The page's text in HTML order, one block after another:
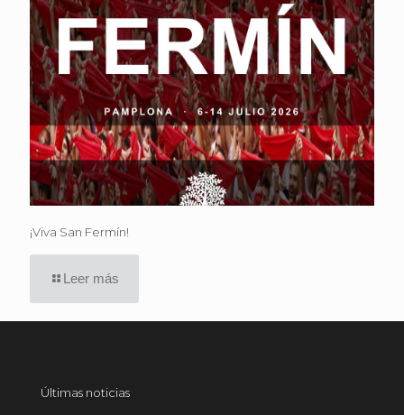
¡Viva San Fermín!
Leer más
Últimas noticias